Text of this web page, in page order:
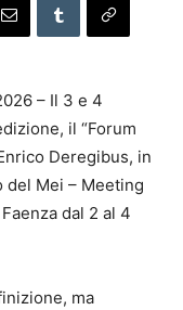
– Il 3 e 4
il “Forum
Deregibus, in
del Mei – Meeting
dal 2 al 4
ma